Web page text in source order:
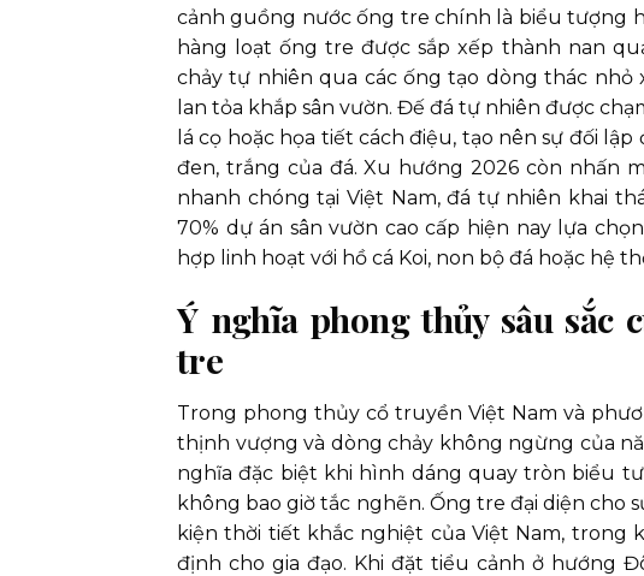
cảnh guồng nước ống tre chính là biểu tượng
hàng loạt ống tre được sắp xếp thành nan
chảy tự nhiên qua các ống tạo dòng thác
lan tỏa khắp sân vườn. Đế đá tự nhiên được
lá cọ hoặc họa tiết cách điệu, tạo nên sự đối
đen, trắng của đá. Xu hướng 2026 còn nhấn
nhanh chóng tại Việt Nam, đá tự nhiên khai
70% dự án sân vườn cao cấp hiện nay lựa
hợp linh hoạt với hồ cá Koi, non bộ đá hoặc hệ
Ý nghĩa phong thủy sâu sắc
tre
Trong phong thủy cổ truyền Việt Nam và
thịnh vượng và dòng chảy không ngừng của
nghĩa đặc biệt khi hình dáng quay tròn biểu
không bao giờ tắc nghẽn. Ống tre đại diện cho
kiện thời tiết khắc nghiệt của Việt Nam, trong
định cho gia đạo. Khi đặt tiểu cảnh ở hướng